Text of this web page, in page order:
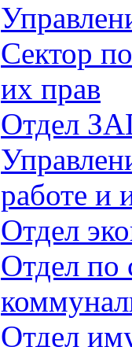
Сектор
их прав
Отдел
работе и
Отдел
Отдел по
Отдел